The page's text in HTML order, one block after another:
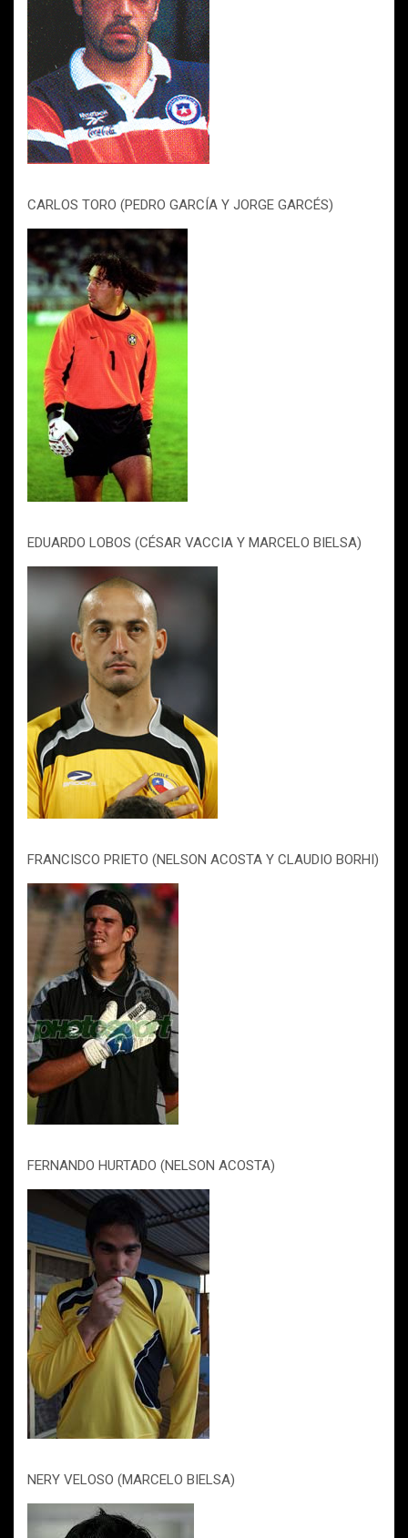
CARLOS TORO (PEDRO GARCÍA Y JORGE GARCÉS)
EDUARDO LOBOS (CÉSAR VACCIA Y MARCELO BIELSA)
FRANCISCO PRIETO (NELSON ACOSTA Y CLAUDIO BORHI)
FERNANDO HURTADO (NELSON ACOSTA)
NERY VELOSO (MARCELO BIELSA)